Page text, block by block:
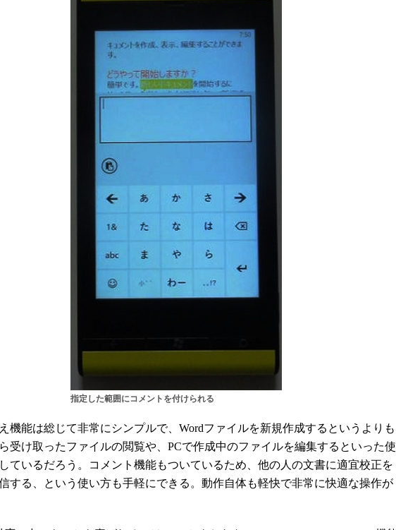
指定した範囲にコメントを付けられる
機能は総じて非常にシンプルで、Wordファイルを新規作成するというよりも
受け取ったファイルの閲覧や、PCで作成中のファイルを編集するといった使
ているだろう。コメント機能もついているため、他の人の文書に適宜校正を
する、という使い方も手軽にできる。動作自体も軽快で非常に快適な操作が